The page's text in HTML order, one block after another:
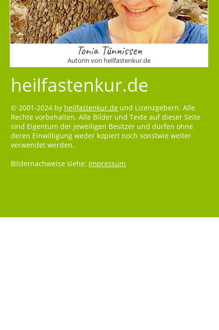
Tonia Tünnissen
Autorin von heilfastenkur.de
heilfastenkur.de
© 2001-2024 by heilfastenkur.de und Lizenzgebern. Alle
Rechte vorbehalten. Alle Bilder und Texte auf dieser Seite
sind Eigentum der jeweiligen Besitzer und dürfen ohne
deren Einwilligung weder kopiert noch sonstwie weiter
verwendet werden.
Bildernachweise siehe: Impressum